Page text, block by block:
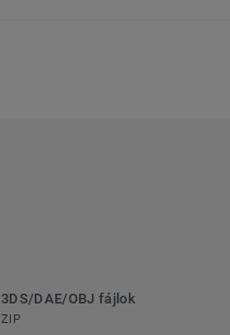
3DS/DAE/OBJ fájlok
ZIP